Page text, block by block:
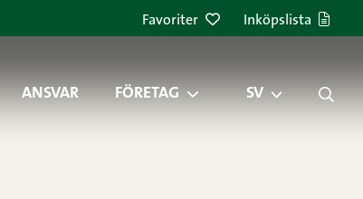
Favoriter Inköpslista
ANSVAR FÖRETAG SV